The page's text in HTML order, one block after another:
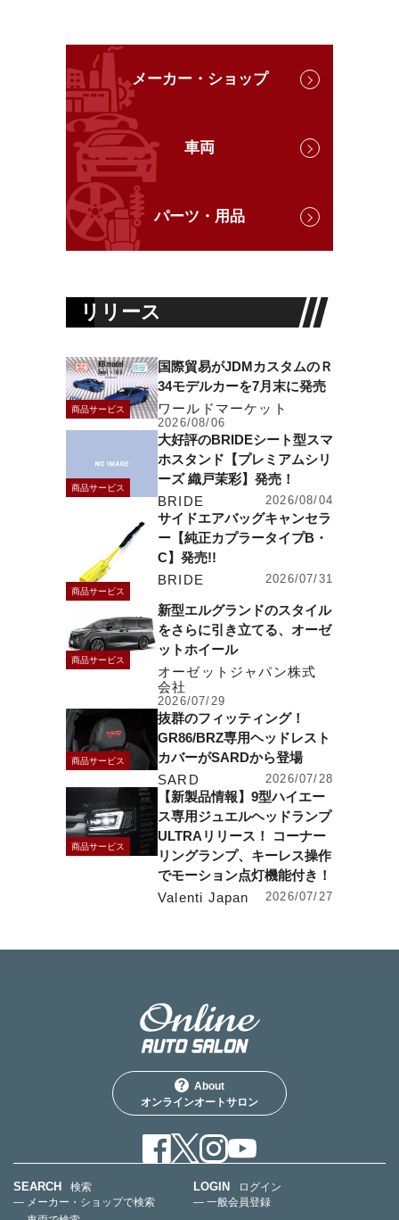
メーカー・ショップ
車両
パーツ・用品
リリース
商品サービス
国際貿易がJDMカスタムのＲ
34モデルカーを7月末に発売
ワールドマーケット
2026/08/06
商品サービス
大好評のBRIDEシート型スマ
ホスタンド【プレミアムシリ
ーズ 織戸茉彩】発売！
BRIDE
2026/08/04
商品サービス
サイドエアバッグキャンセラ
ー【純正カプラータイプB・
C】発売!!
BRIDE
2026/07/31
商品サービス
新型エルグランドのスタイル
をさらに引き立てる、オーゼ
ットホイール
オーゼットジャパン株式
会社
2026/07/29
商品サービス
抜群のフィッティング！
GR86/BRZ専用ヘッドレスト
カバーがSARDから登場
SARD
2026/07/28
商品サービス
【新製品情報】9型ハイエー
ス専用ジュエルヘッドランプ
ULTRAリリース！ コーナー
リングランプ、キーレス操作
でモーション点灯機能付き！
Valenti Japan
2026/07/27
About
オンラインオートサロン
SEARCH
検索
— メーカー・ショップで検索
LOGIN
ログイン
— 一般会員登録